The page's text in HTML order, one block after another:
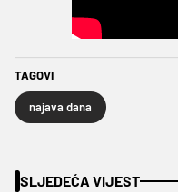
TAGOVI
najava dana
SLJEDEĆA VIJEST